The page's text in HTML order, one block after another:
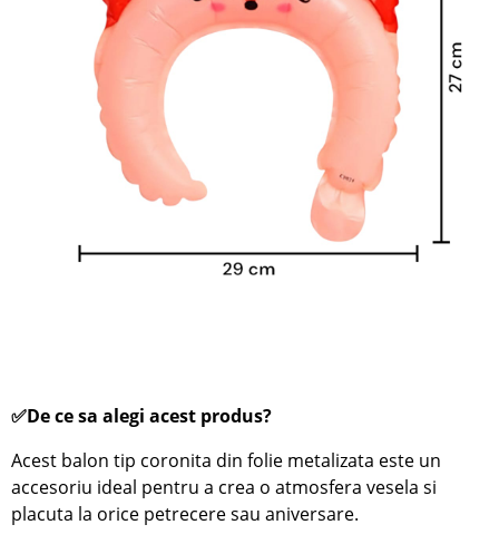
✅De ce sa alegi acest produs?
Acest balon tip coronita din folie metalizata este un
accesoriu ideal pentru a crea o atmosfera vesela si
placuta la orice petrecere sau aniversare.